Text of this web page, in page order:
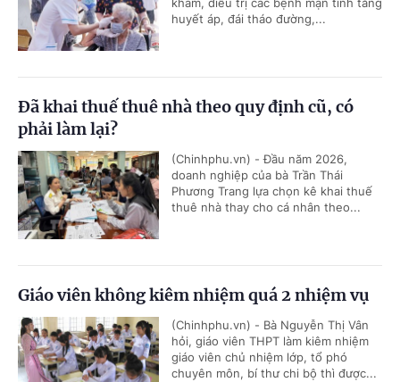
khám, điều trị các bệnh mạn tính tăng
huyết áp, đái tháo đường,...
Đã khai thuế thuê nhà theo quy định cũ, có
phải làm lại?
(Chinhphu.vn) - Đầu năm 2026,
doanh nghiệp của bà Trần Thái
Phương Trang lựa chọn kê khai thuế
thuê nhà thay cho cá nhân theo...
Giáo viên không kiêm nhiệm quá 2 nhiệm vụ
(Chinhphu.vn) - Bà Nguyễn Thị Vân
hỏi, giáo viên THPT làm kiêm nhiệm
giáo viên chủ nhiệm lớp, tổ phó
chuyên môn, bí thư chi bộ thì được...